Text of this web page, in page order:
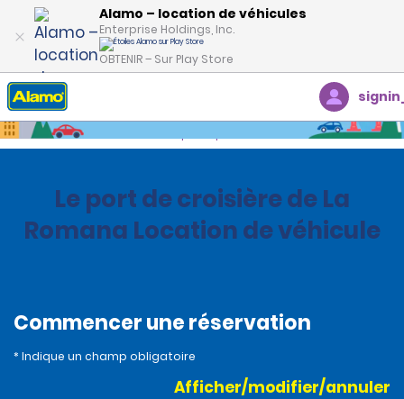
Alamo – location de véhicules
Enterprise Holdings, Inc.
OBTENIR – Sur Play Store
Accueil Succursales
Le port de croisière de La
Romana Location de véhicule
Commencer une réservation
* Indique un champ obligatoire
Afficher/modifier/annuler